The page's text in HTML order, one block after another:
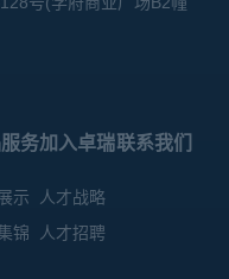
务
示
锦
加入卓瑞
人才战略
人才招聘
联系我们